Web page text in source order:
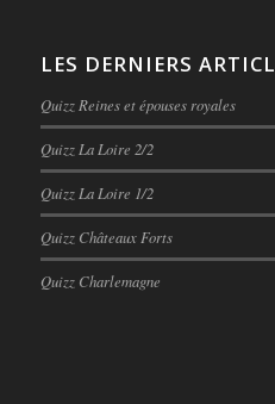
LES DERNIERS
Quizz Reines et épouses royales
Quizz La Loire 2/2
Quizz La Loire 1/2
Quizz Châteaux Forts
Quizz Charlemagne